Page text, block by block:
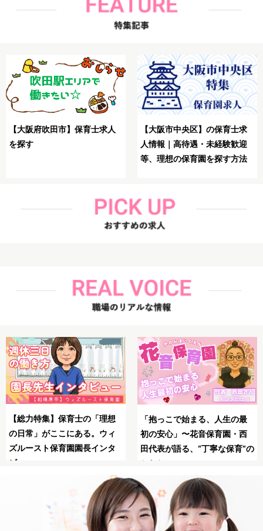
【大阪市鶴見区】保育士が理
想の求人を探す方法解説
【大阪市生野区】保育士
想の求人を探す方法
”の
た保育士求人JOBS
る保育士求人JOBSで安全
職！